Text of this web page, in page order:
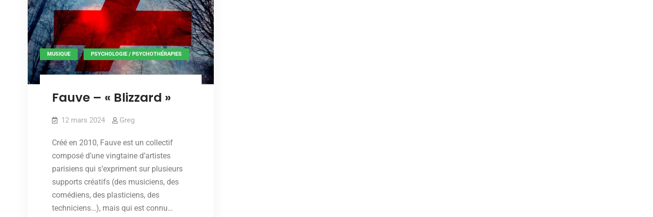
MUSIQUE , PSYCHOLOGIE / PSYCHOTHÉRAPIES
Fauve – « Blizzard »
12 mars 2024 Greg
Créé en 2010, Fauve est un collectif
composé d’une vingtaine d’artistes
parisiens qui s’expriment sur plusieurs
supports créatifs (des musiciens, des
comédiens, des plasticiens, des
techniciens…), mais qui est connu…